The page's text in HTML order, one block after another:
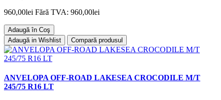
960,00lei Fără TVA: 960,00lei
Adaugă în Coş
Adaugă in Wishlist
Compară produsul
ANVELOPA OFF-ROAD LAKESEA CROCODILE M/T
245/75 R16 LT